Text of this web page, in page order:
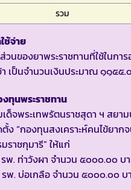
รวม
ช้จ่าย
วนของยาพระราชทานที่ใช้ในก
เป็นจำนวนเงินประมาณ ๑๑๕๕.
ทุนพระราชทาน
ด็จพระเทพรัตนราชสุดา ฯ สยา
ง “กองทุนสงเคราะห์คนไข้ยาก
ราชกุมารี” ให้แก่
พ. ท่าวังผา จำนวน ๕๐๐๐.๐๐ บ
พ. บ่อเกลือ จำนวน ๕๐๐๐.๐๐ บ